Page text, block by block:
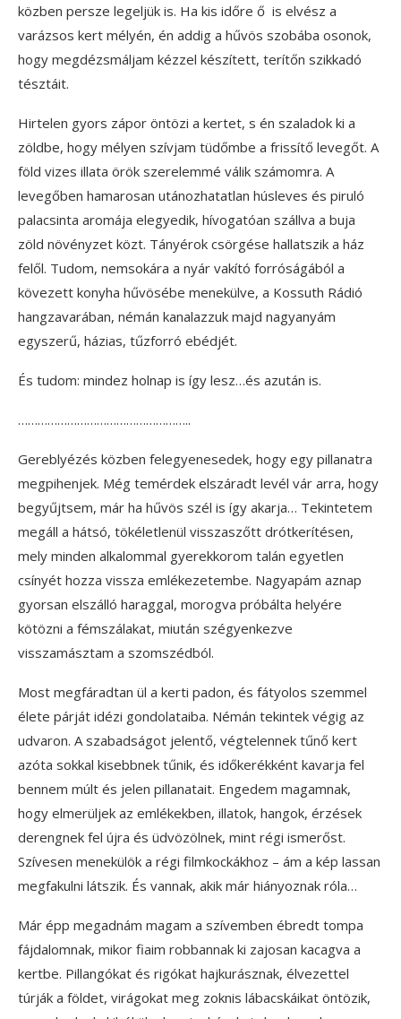
közben persze legeljük is. Ha kis időre ő is elvész a
varázsos kert mélyén, én addig a hűvös szobába osonok,
hogy megdézsmáljam kézzel készített, terítőn szikkadó
tésztáit.
Hirtelen gyors zápor öntözi a kertet, s én szaladok ki a
zöldbe, hogy mélyen szívjam tüdőmbe a frissítő levegőt. A
föld vizes illata örök szerelemmé válik számomra. A
levegőben hamarosan utánozhatatlan húsleves és piruló
palacsinta aromája elegyedik, hívogatóan szállva a buja
zöld növényzet közt. Tányérok csörgése hallatszik a ház
felől. Tudom, nemsokára a nyár vakító forróságából a
kövezett konyha hűvösébe menekülve, a Kossuth Rádió
hangzavarában, némán kanalazzuk majd nagyanyám
egyszerű, házias, tűzforró ebédjét.
És tudom: mindez holnap is így lesz…és azután is.
……………………………………………..
Gereblyézés közben felegyenesedek, hogy egy pillanatra
megpihenjek. Még temérdek elszáradt levél vár arra, hogy
begyűjtsem, már ha hűvös szél is így akarja… Tekintetem
megáll a hátsó, tökéletlenül visszaszőtt drótkerítésen,
mely minden alkalommal gyerekkorom talán egyetlen
csínyét hozza vissza emlékezetembe. Nagyapám aznap
gyorsan elszálló haraggal, morogva próbálta helyére
kötözni a fémszálakat, miután szégyenkezve
visszamásztam a szomszédból.
Most megfáradtan ül a kerti padon, és fátyolos szemmel
élete párját idézi gondolataiba. Némán tekintek végig az
udvaron. A szabadságot jelentő, végtelennek tűnő kert
azóta sokkal kisebbnek tűnik, és időkerékként kavarja fel
bennem múlt és jelen pillanatait. Engedem magamnak,
hogy elmerüljek az emlékekben, illatok, hangok, érzések
derengnek fel újra és üdvözölnek, mint régi ismerőst.
Szívesen menekülök a régi filmkockákhoz – ám a kép lassan
megfakulni látszik. És vannak, akik már hiányoznak róla…
Már épp megadnám magam a szívemben ébredt tompa
fájdalomnak, mikor fiaim robbannak ki zajosan kacagva a
kertbe. Pillangókat és rigókat hajkurásznak, élvezettel
túrják a földet, virágokat meg zoknis lábacskáikat öntözik,